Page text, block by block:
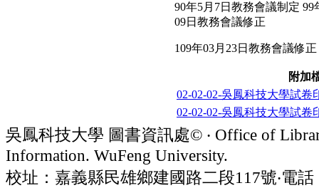
90年5月7日教務會議制定 99
09日教務會議修正
109年03月23日教務會議修正
附加
02-02-02-吳鳳科技大學試卷
02-02-02-吳鳳科技大學試卷
吳鳳科技大學 圖書資訊處© ‧ Office of
Information. WuFeng University.
校址：嘉義縣民雄鄉建國路二段117號‧電話